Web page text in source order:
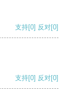
支持[0] 反对[0]
支持[0] 反对[0]